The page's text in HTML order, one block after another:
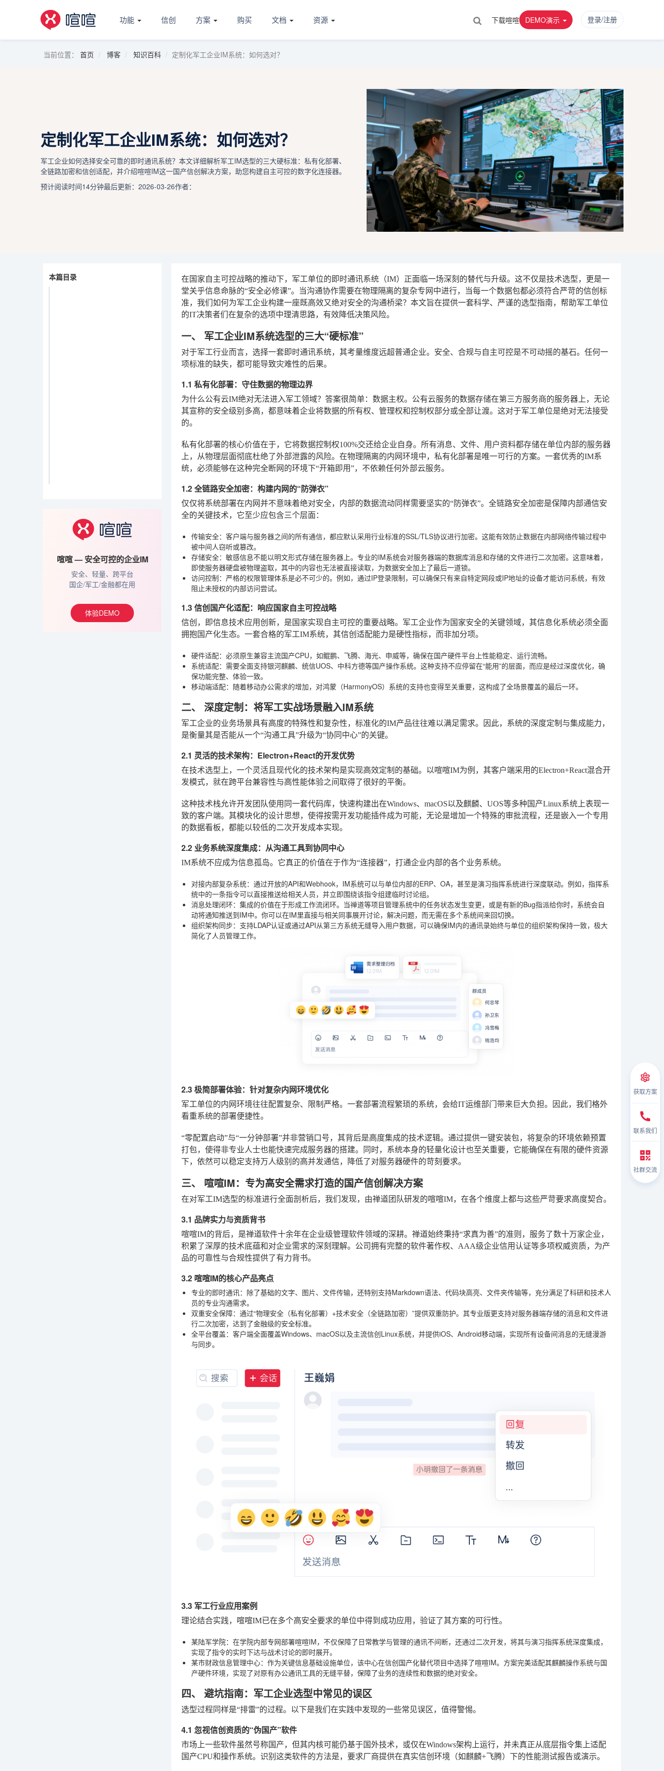
功能 信创 方案 购买 文档 资源 下载喧喧 DEMO演示 登录/注册
当前位置： 首页 博客 知识百科 定制化军工企业IM系统：如何选对？
定制化军工企业IM系统：如何选对？
军工企业如何选择安全可靠的即时通讯系统？本文详细解析军工IM选型的三大硬标准：私有化部署、
全链路加密和信创适配，并介绍喧喧IM这一国产信创解决方案，助您构建自主可控的数字化连接器。
预计阅读时间14分钟最后更新：2026-03-26作者：
本篇目录
喧喧 — 安全可控的企业IM
安全、轻量、跨平台
国企/军工/金融都在用
体验DEMO
在国家自主可控战略的推动下，军工单位的即时通讯系统（IM）正面临一场深刻的替代与升级。这不仅是技术选型，更是一
堂关乎信息命脉的“安全必修课”。当沟通协作需要在物理隔离的复杂专网中进行，当每一个数据包都必须符合严苛的信创标
准，我们如何为军工企业构建一座既高效又绝对安全的沟通桥梁？本文旨在提供一套科学、严谨的选型指南，帮助军工单位
的IT决策者们在复杂的选项中理清思路，有效降低决策风险。
一、 军工企业IM系统选型的三大“硬标准”
对于军工行业而言，选择一套即时通讯系统，其考量维度远超普通企业。安全、合规与自主可控是不可动摇的基石。任何一
项标准的缺失，都可能导致灾难性的后果。
1.1 私有化部署：守住数据的物理边界
为什么公有云IM绝对无法进入军工领域？答案很简单：数据主权。公有云服务的数据存储在第三方服务商的服务器上，无论
其宣称的安全级别多高，都意味着企业将数据的所有权、管理权和控制权部分或全部让渡。这对于军工单位是绝对无法接受
的。
私有化部署的核心价值在于，它将数据控制权100%交还给企业自身。所有消息、文件、用户资料都存储在单位内部的服务器
上，从物理层面彻底杜绝了外部泄露的风险。在物理隔离的内网环境中，私有化部署是唯一可行的方案。一套优秀的IM系
统，必须能够在这种完全断网的环境下“开箱即用”，不依赖任何外部云服务。
1.2 全链路安全加密：构建内网的“防弹衣”
仅仅将系统部署在内网并不意味着绝对安全，内部的数据流动同样需要坚实的“防弹衣”。全链路安全加密是保障内部通信安
全的关键技术，它至少应包含三个层面：
传输安全：客户端与服务器之间的所有通信，都应默认采用行业标准的SSL/TLS协议进行加密。这能有效防止数据在内部网络传输过程中
被中间人窃听或篡改。
存储安全：敏感信息不能以明文形式存储在服务器上。专业的IM系统会对服务器端的数据库消息和存储的文件进行二次加密。这意味着，
即使服务器硬盘被物理盗取，其中的内容也无法被直接读取，为数据安全加上了最后一道锁。
访问控制：严格的权限管理体系是必不可少的。例如，通过IP登录限制，可以确保只有来自特定网段或IP地址的设备才能访问系统，有效
阻止未授权的内部访问尝试。
1.3 信创国产化适配：响应国家自主可控战略
信创，即信息技术应用创新，是国家实现自主可控的重要战略。军工企业作为国家安全的关键领域，其信息化系统必须全面
拥抱国产化生态。一套合格的军工IM系统，其信创适配能力是硬性指标，而非加分项。
硬件适配：必须原生兼容主流国产CPU，如鲲鹏、飞腾、海光、申威等，确保在国产硬件平台上性能稳定、运行流畅。
系统适配：需要全面支持银河麒麟、统信UOS、中科方德等国产操作系统。这种支持不应停留在“能用”的层面，而应是经过深度优化，确
保功能完整、体验一致。
移动端适配：随着移动办公需求的增加，对鸿蒙（HarmonyOS）系统的支持也变得至关重要，这构成了全场景覆盖的最后一环。
二、 深度定制：将军工实战场景融入IM系统
军工企业的业务场景具有高度的特殊性和复杂性，标准化的IM产品往往难以满足需求。因此，系统的深度定制与集成能力，
是衡量其是否能从一个“沟通工具”升级为“协同中心”的关键。
2.1 灵活的技术架构：Electron+React的开发优势
在技术选型上，一个灵活且现代化的技术架构是实现高效定制的基础。以喧喧IM为例，其客户端采用的Electron+React混合开
发模式，就在跨平台兼容性与高性能体验之间取得了很好的平衡。
这种技术栈允许开发团队使用同一套代码库，快速构建出在Windows、macOS以及麒麟、UOS等多种国产Linux系统上表现一
致的客户端。其模块化的设计思想，使得按需开发功能插件成为可能，无论是增加一个特殊的审批流程，还是嵌入一个专用
的数据看板，都能以较低的二次开发成本实现。
2.2 业务系统深度集成：从沟通工具到协同中心
IM系统不应成为信息孤岛。它真正的价值在于作为“连接器”，打通企业内部的各个业务系统。
对接内部复杂系统：通过开放的API和Webhook，IM系统可以与单位内部的ERP、OA，甚至是演习指挥系统进行深度联动。例如，指挥系
统中的一条指令可以直接推送给相关人员，并立即围绕该指令组建临时讨论组。
消息处理闭环：集成的价值在于形成工作流闭环。当禅道等项目管理系统中的任务状态发生变更，或是有新的Bug指派给你时，系统会自
动将通知推送到IM中。你可以在IM里直接与相关同事展开讨论，解决问题，而无需在多个系统间来回切换。
组织架构同步：支持LDAP认证或通过API从第三方系统无缝导入用户数据，可以确保IM内的通讯录始终与单位的组织架构保持一致，极大
简化了人员管理工作。
2.3 极简部署体验：针对复杂内网环境优化
军工单位的内网环境往往配置复杂、限制严格。一套部署流程繁琐的系统，会给IT运维部门带来巨大负担。因此，我们格外
看重系统的部署便捷性。
“零配置启动”与“一分钟部署”并非营销口号，其背后是高度集成的技术逻辑。通过提供一键安装包，将复杂的环境依赖预置
打包，使得非专业人士也能快速完成服务器的搭建。同时，系统本身的轻量化设计也至关重要，它能确保在有限的硬件资源
下，依然可以稳定支持万人级别的高并发通信，降低了对服务器硬件的苛刻要求。
三、 喧喧IM：专为高安全需求打造的国产信创解决方案
在对军工IM选型的标准进行全面剖析后，我们发现，由禅道团队研发的喧喧IM，在各个维度上都与这些严苛要求高度契合。
3.1 品牌实力与资质背书
喧喧IM的背后，是禅道软件十余年在企业级管理软件领域的深耕。禅道始终秉持“求真为善”的准则，服务了数十万家企业，
积累了深厚的技术底蕴和对企业需求的深刻理解。公司拥有完整的软件著作权、AAA级企业信用认证等多项权威资质，为产
品的可靠性与合规性提供了有力背书。
3.2 喧喧IM的核心产品亮点
专业的即时通讯：除了基础的文字、图片、文件传输，还特别支持Markdown语法、代码块高亮、文件夹传输等，充分满足了科研和技术人
员的专业沟通需求。
双重安全保障：通过“物理安全（私有化部署）+技术安全（全链路加密）”提供双重防护。其专业版更支持对服务器端存储的消息和文件进
行二次加密，达到了金融级的安全标准。
全平台覆盖：客户端全面覆盖Windows、macOS以及主流信创Linux系统，并提供iOS、Android移动端，实现所有设备间消息的无缝漫游
与同步。
3.3 军工行业应用案例
理论结合实践，喧喧IM已在多个高安全要求的单位中得到成功应用，验证了其方案的可行性。
某陆军学院：在学院内部专网部署喧喧IM，不仅保障了日常教学与管理的通讯不间断，还通过二次开发，将其与演习指挥系统深度集成，
实现了指令的实时下达与战术讨论的即时展开。
某市财政信息管理中心：作为关键信息基础设施单位，该中心在信创国产化替代项目中选择了喧喧IM。方案完美适配其麒麟操作系统与国
产硬件环境，实现了对原有办公通讯工具的无缝平替，保障了业务的连续性和数据的绝对安全。
四、 避坑指南：军工企业选型中常见的误区
选型过程同样是“排雷”的过程。以下是我们在实践中发现的一些常见误区，值得警惕。
4.1 忽视信创资质的“伪国产”软件
市场上一些软件虽然号称国产，但其内核可能仍基于国外技术，或仅在Windows架构上运行，并未真正从底层指令集上适配
国产CPU和操作系统。识别这类软件的方法是，要求厂商提供在真实信创环境（如麒麟+飞腾）下的性能测试报告或演示。
获取方案
联系我们
社群交流